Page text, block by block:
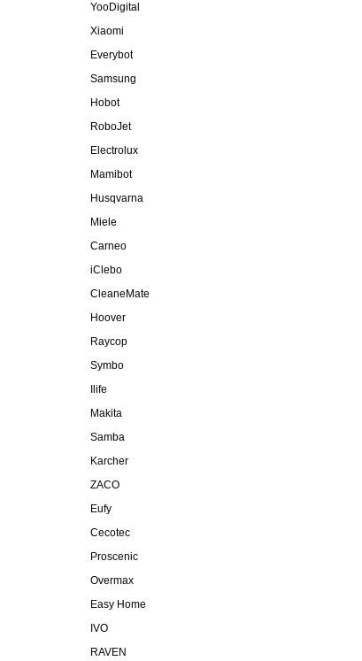
YooDigital
Xiaomi
Everybot
Samsung
Hobot
RoboJet
Electrolux
Mamibot
Husqvarna
Miele
Carneo
iClebo
CleaneMate
Hoover
Raycop
Symbo
Ilife
Makita
Samba
Karcher
ZACO
Eufy
Cecotec
Proscenic
Overmax
Easy Home
IVO
RAVEN